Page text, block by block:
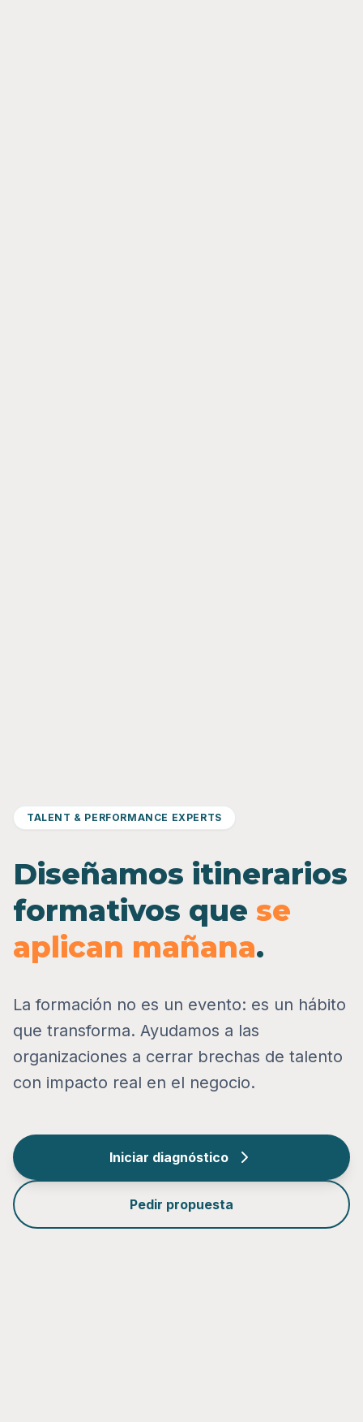
TALENT & PERFORMANCE EXPERTS
Diseñamos itinerarios
formativos que se
aplican mañana.
La formación no es un evento: es un hábito
que transforma. Ayudamos a las
organizaciones a cerrar brechas de talento
con impacto real en el negocio.
Iniciar diagnóstico
Pedir propuesta